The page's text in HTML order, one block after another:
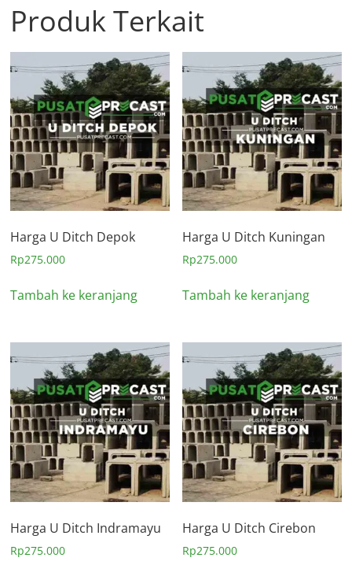
Produk Terkait
Harga U Ditch Depok
Rp275.000
Tambah ke keranjang
Harga U Ditch Kuningan
Rp275.000
Tambah ke keranjang
Harga U Ditch Indramayu
Rp275.000
Harga U Ditch Cirebon
Rp275.000